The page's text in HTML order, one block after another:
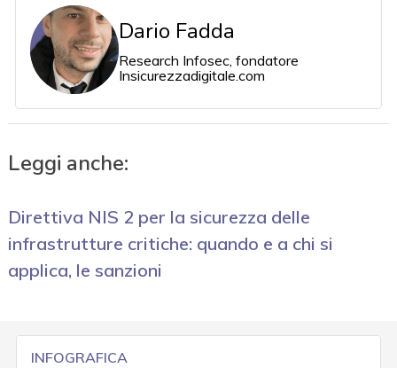
Dario Fadda
Research Infosec, fondatore
Insicurezzadigitale.com
Leggi anche:
Direttiva NIS 2 per la sicurezza delle
infrastrutture critiche: quando e a chi si
applica, le sanzioni
INFOGRAFICA